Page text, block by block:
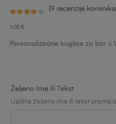
korisnika)
(9 recenzije
6.00 €
Personalizirane kuglice za bor s
Željeno Ime Ili Tekst
Upištie željeno ime ili tekst prema